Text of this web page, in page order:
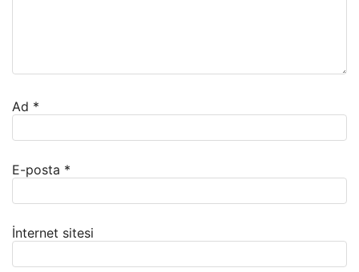
Ad *
E-posta *
İnternet sitesi